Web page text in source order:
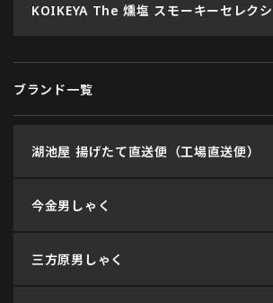
KOIKEYA The 燻塩 スモーキーセレク
ブランド一覧
湖池屋 揚げたて直送便（工場直送便）
今金男しゃく
三方原男しゃく